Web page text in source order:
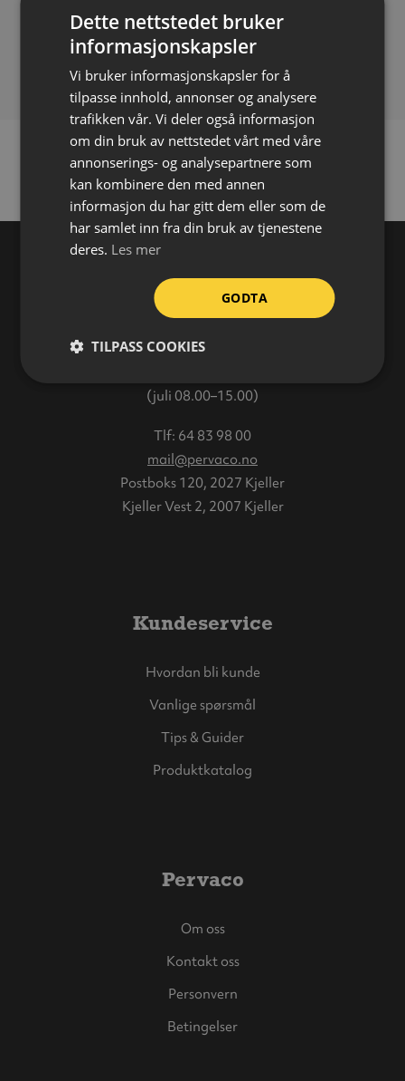
Rød/gul
Høyde:
150 cm (med remser)
Varehus
Åpningstider:
(juli 08.00–15.00)
Tlf: 64 83 98 00
mail@pervaco.no
Postboks 120, 2027 Kjeller
Kjeller Vest 2, 2007 Kjeller
Kundeservice
Hvordan bli kunde
Vanlige spørsmål
Tips & Guider
Produktkatalog
Pervaco
Om oss
Kontakt oss
Personvern
Betingelser
Dette nettstedet bruker
informasjonskapsler
Vi bruker informasjonskapsler for å
tilpasse innhold, annonser og analysere
trafikken vår. Vi deler også informasjon
om din bruk av nettstedet vårt med våre
annonserings- og analysepartnere som
kan kombinere den med annen
informasjon du har gitt dem eller som de
har samlet inn fra din bruk av tjenestene
deres. Les mer
GODTA
TILPASS COOKIES